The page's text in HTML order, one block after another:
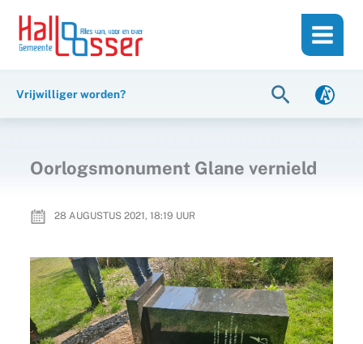
inhoud
naar
Vrijwilliger worden? Zoeken
Oorlogsmonument Glane vernield
28 AUGUSTUS 2021, 18:19 UUR